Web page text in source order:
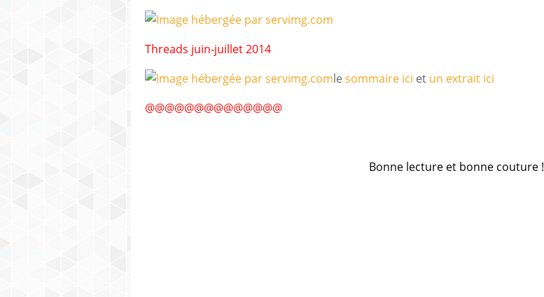
Threads juin-juillet 2014
le sommaire ici et un extrait ici
@@@@@@@@@@@@@@
Bonne lecture et bonne couture !